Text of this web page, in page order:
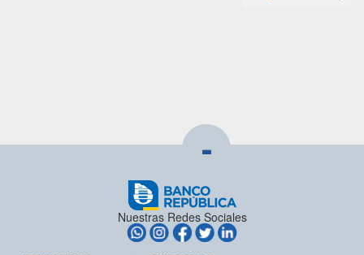
-
Nuestras Redes Sociales